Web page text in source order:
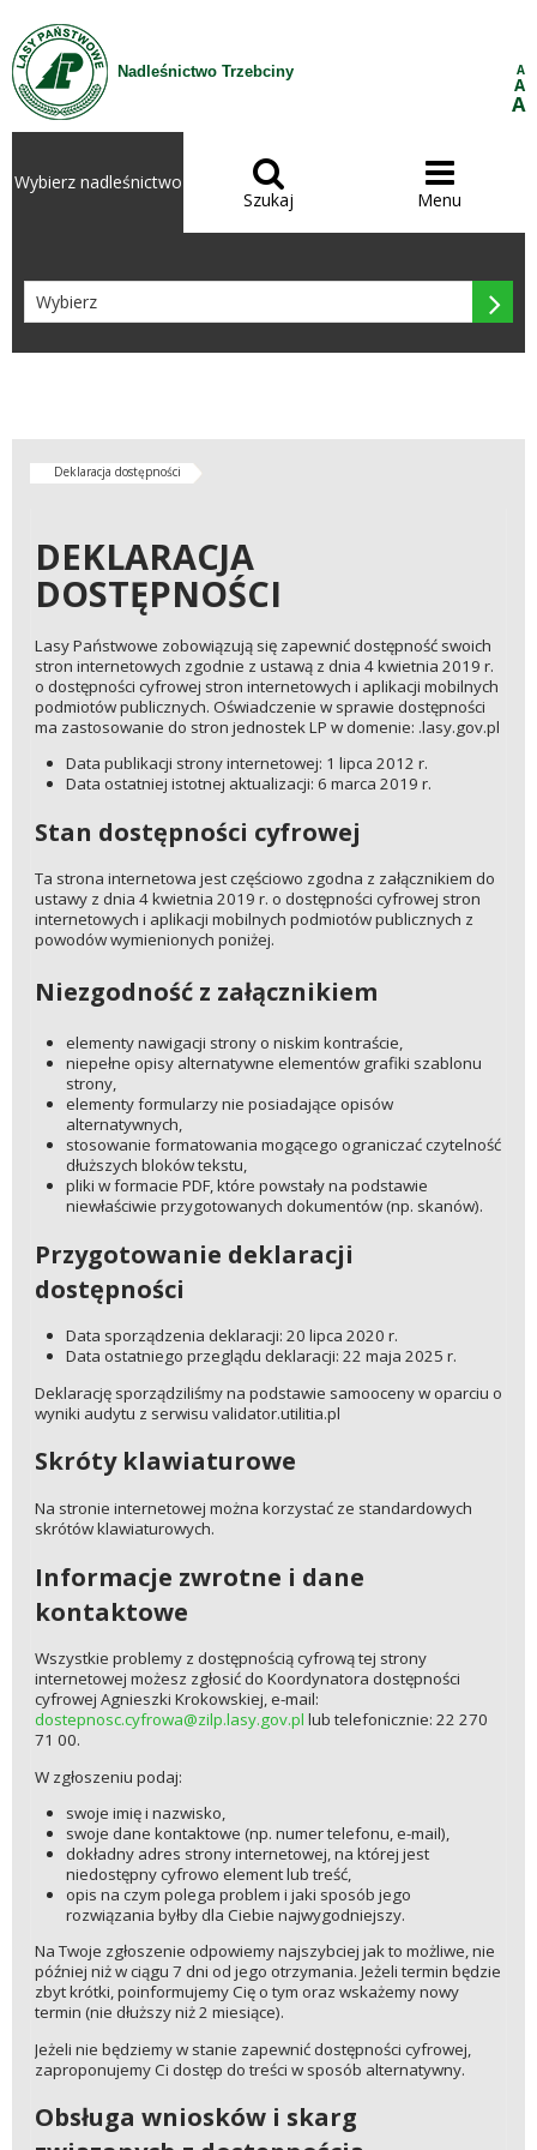
Przejdź do treści
Nadleśnictwo Trzebciny A
A
A
Wybierz nadleśnictwo 
Szukaj

Menu

Deklaracja dostępności
DEKLARACJA
DOSTĘPNOŚCI
Lasy Państwowe zobowiązują się zapewnić dostępność swoich
stron internetowych zgodnie z ustawą z dnia 4 kwietnia 2019 r.
o dostępności cyfrowej stron internetowych i aplikacji mobilnych
podmiotów publicznych. Oświadczenie w sprawie dostępności
ma zastosowanie do stron jednostek LP w domenie: .lasy.gov.pl
Data publikacji strony internetowej: 1 lipca 2012 r.
Data ostatniej istotnej aktualizacji: 6 marca 2019 r.
Stan dostępności cyfrowej
Ta strona internetowa jest częściowo zgodna z załącznikiem do
ustawy z dnia 4 kwietnia 2019 r. o dostępności cyfrowej stron
internetowych i aplikacji mobilnych podmiotów publicznych z
powodów wymienionych poniżej.
Niezgodność z załącznikiem
elementy nawigacji strony o niskim kontraście,
niepełne opisy alternatywne elementów grafiki szablonu
strony,
elementy formularzy nie posiadające opisów
alternatywnych,
stosowanie formatowania mogącego ograniczać czytelność
dłuższych bloków tekstu,
pliki w formacie PDF, które powstały na podstawie
niewłaściwie przygotowanych dokumentów (np. skanów).
Przygotowanie deklaracji
dostępności
Data sporządzenia deklaracji: 20 lipca 2020 r.
Data ostatniego przeglądu deklaracji: 22 maja 2025 r.
Deklarację sporządziliśmy na podstawie samooceny w oparciu o
wyniki audytu z serwisu validator.utilitia.pl
Skróty klawiaturowe
Na stronie internetowej można korzystać ze standardowych
skrótów klawiaturowych.
Informacje zwrotne i dane
kontaktowe
Wszystkie problemy z dostępnością cyfrową tej strony
internetowej możesz zgłosić do Koordynatora dostępności
cyfrowej Agnieszki Krokowskiej, e-mail:
dostepnosc.cyfrowa@zilp.lasy.gov.pl lub telefonicznie: 22 270
71 00.
W zgłoszeniu podaj:
swoje imię i nazwisko,
swoje dane kontaktowe (np. numer telefonu, e-mail),
dokładny adres strony internetowej, na której jest
niedostępny cyfrowo element lub treść,
opis na czym polega problem i jaki sposób jego
rozwiązania byłby dla Ciebie najwygodniejszy.
Na Twoje zgłoszenie odpowiemy najszybciej jak to możliwe, nie
później niż w ciągu 7 dni od jego otrzymania. Jeżeli termin będzie
zbyt krótki, poinformujemy Cię o tym oraz wskażemy nowy
termin (nie dłuższy niż 2 miesiące).
Jeżeli nie będziemy w stanie zapewnić dostępności cyfrowej,
zaproponujemy Ci dostęp do treści w sposób alternatywny.
Obsługa wniosków i skarg